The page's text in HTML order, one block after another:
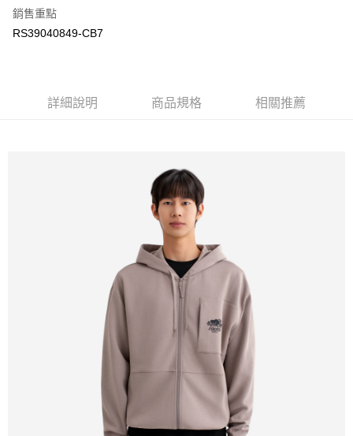
台灣樂天信用卡公司
玉山商業銀行
台灣樂天信用卡公司
免運費
銷售重點
RS39040849-CB7
詳細說明 商品規格 相關推薦